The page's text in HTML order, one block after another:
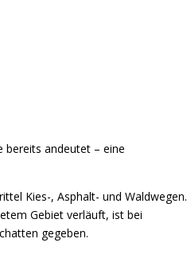
andeutet – eine
Kies-, Asphalt- und Waldwegen.
Gebiet verläuft, ist bei
gegeben.